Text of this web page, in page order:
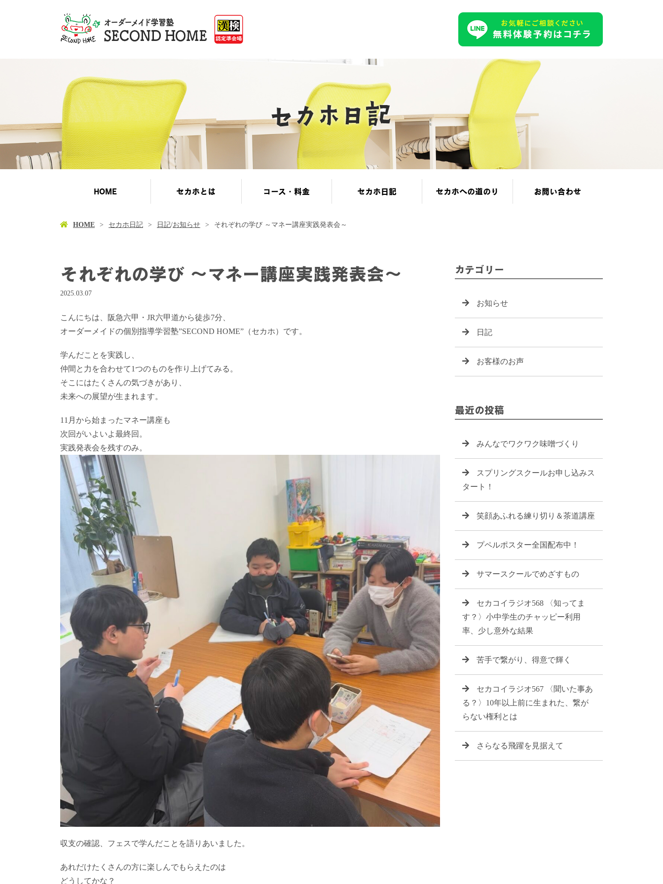
HOME セカホとは コース・料金 セカホ日記 セカホへの道のり お問い合わせ
HOME セカホ日記 日記/お知らせ それぞれの学び ～マネー講座実践発表会～
それぞれの学び ～マネー講座実践発表会～
2025.03.07
こんにちは、阪急六甲・JR六甲道から徒歩7分、
オーダーメイドの個別指導学習塾”SECOND HOME”（セカホ）です。
学んだことを実践し、
仲間と力を合わせて1つのものを作り上げてみる。
そこにはたくさんの気づきがあり、
未来への展望が生まれます。
11月から始まったマネー講座も
次回がいよいよ最終回。
実践発表会を残すのみ。
収支の確認、フェスで学んだことを語りあいました。
あれだけたくさんの方に楽しんでもらえたのは
どうしてかな？
カテゴリー
お知らせ
日記
お客様のお声
最近の投稿
みんなでワクワク味噌づくり
スプリングスクールお申し込みス
タート！
笑顔あふれる練り切り＆茶道講座
プペルポスター全国配布中！
サマースクールでめざすもの
セカコイラジオ568 〈知ってま
す？〉小中学生のチャッピー利用
率、少し意外な結果
苦手で繋がり、得意で輝く
セカコイラジオ567 〈聞いた事あ
る？〉10年以上前に生まれた、繋が
らない権利とは
さらなる飛躍を見据えて